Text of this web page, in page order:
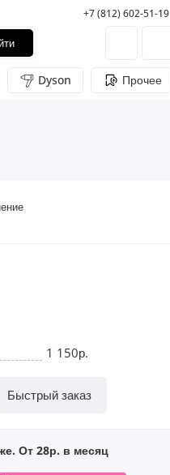
+7 (812) 602-51-19
Dyson Прочее
1 150р.
Быстрый заказ
От 28р. в месяц